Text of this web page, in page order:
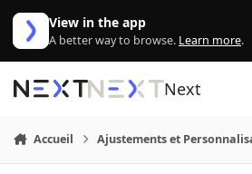
Aller au contenu
View in the app
A better way to browse. Learn more.
Next
Accueil Ajustements et